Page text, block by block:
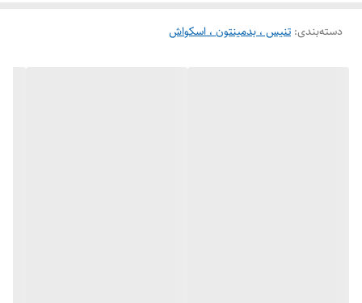
راکت بدمینتون یونکس مدل VOLTRIC
دسته‌بندی: تنیس ، بدمینتون ، اسکواش